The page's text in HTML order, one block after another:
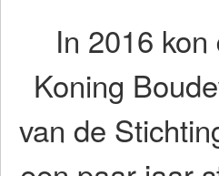
In 2016
Koning
van de